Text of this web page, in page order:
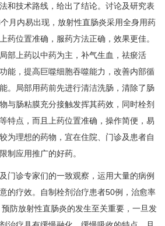
和技术路线，给出了结论。讨论及研究表
月内易出现，放射性直肠炎采用全身用药
药位置准确，服药方法正确，效果更佳。
部上药以中药为主，补气生血，祛瘀活
能，提高巨噬细胞吞噬能力，改善内部循
。局部用药前先进行清洁洗肠，清除了肠
与肠粘膜充分接触发挥其药效，同时栓剂
特点，而且上药位置准确，操作简便，易
为理想的药物，宜在住院、门诊及患者自
制应用推广的好药。
诊专家们的一致观察，运用大量的病例
的疗效。自制栓剂治疗患者50例，治愈率
防放射性直肠炎的发生至关重要，一旦发